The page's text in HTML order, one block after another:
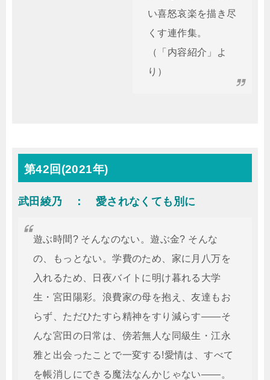
い喜怒哀楽を描き尽
くす連作集。
（「内容紹介」よ
り）
第42回(2021年)
武田綾乃 ： 愛されなくても別に
遊ぶ時間? そんなのない。遊ぶ金? そんな
の、もっとない。学費のため、家に月八万を
入れるため、日夜バイトに明け暮れる大学
生・宮田陽彩。浪費家の母を抱え、友達もお
らず、ただひたすら精神をすり減らす――そ
んな宮田の日常は、傍若無人な同級生・江永
雅と出会ったことで一変する!愛情は、すべて
を帳消しにできる魔法なんかじゃない――。